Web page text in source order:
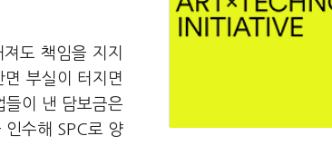
도 책임을 지지
면 부실이 터지면
들이 낸 담보금은
수해 SPC로 양